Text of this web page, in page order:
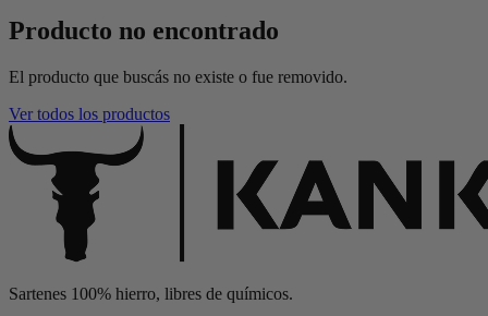
Producto no encontrado
El producto que buscás no existe o fue removido.
Ver todos los productos
Sartenes 100% hierro, libres de químicos.